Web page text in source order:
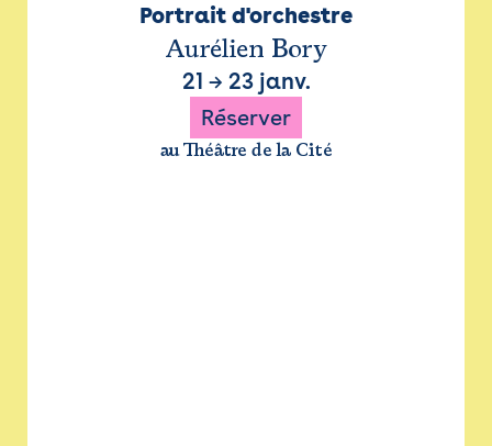
Portrait d'orchestre
Aurélien Bory
21 → 23 janv.
Réserver
au Théâtre de la Cité